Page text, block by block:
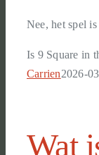
Nee, het spel
Is 9 Square in
Carrien2026-
Wat